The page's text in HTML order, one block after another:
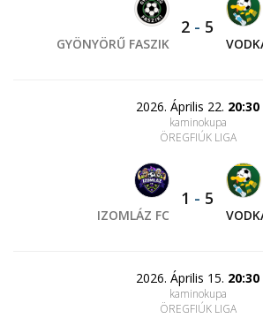
GYÖNYÖRŰ FASZIK
2 - 5
2026. Április 22. 20:30
kaminokupa
ÖREGFIÚK LIGA
IZOMLÁZ FC
1 - 5
2026. Április 15. 20:30
kaminokupa
ÖREGFIÚK LIGA